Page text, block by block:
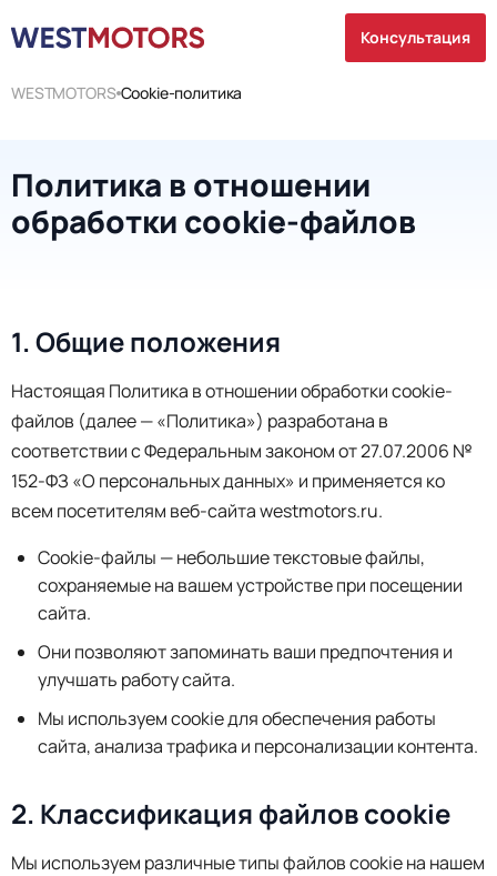
Консультация
WESTMOTORS Cookie-политика
Политика в отношении
обработки cookie-файлов
1. Общие положения
Настоящая Политика в отношении обработки cookie-
файлов (далее — «Политика») разработана в
соответствии с Федеральным законом от 27.07.2006 №
152-ФЗ «О персональных данных» и применяется ко
всем посетителям веб-сайта westmotors.ru.
Cookie-файлы — небольшие текстовые файлы,
сохраняемые на вашем устройстве при посещении
сайта.
Они позволяют запоминать ваши предпочтения и
улучшать работу сайта.
Мы используем cookie для обеспечения работы
сайта, анализа трафика и персонализации контента.
2. Классификация файлов cookie
Мы используем различные типы файлов cookie на нашем